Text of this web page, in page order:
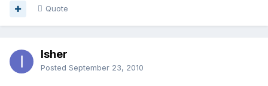
Quote
Isher
Posted September 23, 2010